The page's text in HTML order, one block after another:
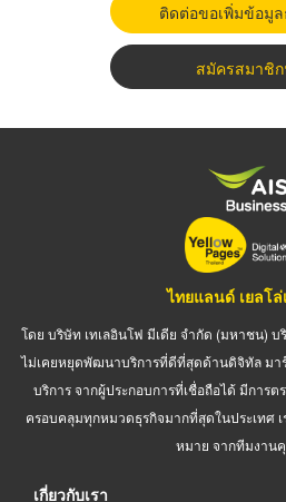
ติดต่อขอเพิ่มข้อมู
สมัครสมาชิ
ไทยแลนด์ เยลโล่
โดย บริษัท เทเลอินโฟ มีเดีย จำกัด (มหาชน) บ
ไม่เคยหยุดพัฒนาบริการที่ดีที่สุดด้านดิจิทัล มา
บริการ จากผู้ประกอบการที่เชื่อถือได้ มีการ
ครอบคลุมทุกหมวดธุรกิจมากที่สุดในประเทศ
หมาย จากทีมงาน
เกี่ยวกับเรา